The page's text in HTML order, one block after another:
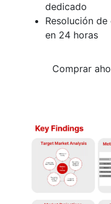
dedicado
Resolución
en 24 horas
Comprar